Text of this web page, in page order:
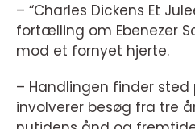
– “Charles Dickens Et
fortælling om Ebenezer
mod et fornyet hjerte.
– Handlingen finder
involverer besøg fra tre